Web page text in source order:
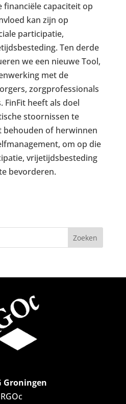
financiële capaciteit op
kan zijn op
participatie,
Ten derde
we een nieuwe Tool,
met de
zorgprofessionals
FinFit heeft als doel
stoornissen te
of herwinnen
om op die
vrijetijdsbesteding
bevorderen.
Groningen
RGOc